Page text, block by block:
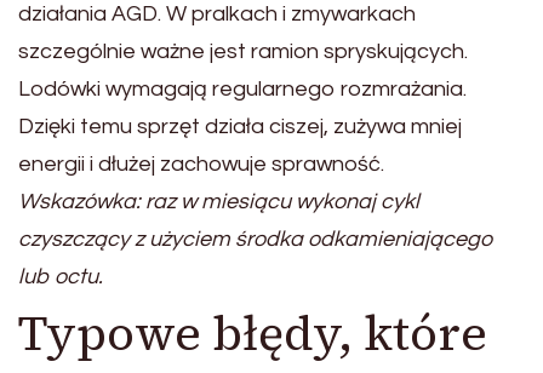
działania AGD. W pralkach i zmywarkach
szczególnie ważne jest ramion spryskujących.
Lodówki wymagają regularnego rozmrażania.
Dzięki temu sprzęt działa ciszej, zużywa mniej
energii i dłużej zachowuje sprawność.
Wskazówka: raz w miesiącu wykonaj cykl
czyszczący z użyciem środka odkamieniającego
lub octu.
Typowe błędy, które